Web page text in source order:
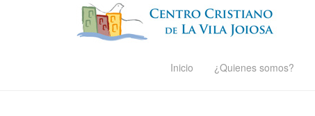
Inicio ¿Quienes somos?